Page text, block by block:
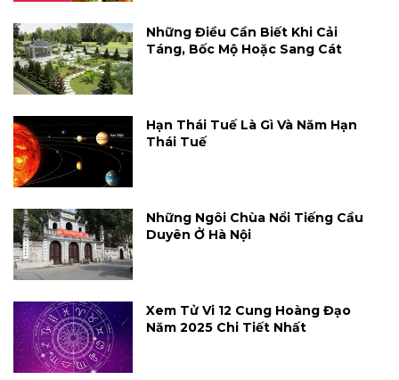
Những Điều Cần Biết Khi Cải
Táng, Bốc Mộ Hoặc Sang Cát
Hạn Thái Tuế Là Gì Và Năm Hạn
Thái Tuế
Những Ngôi Chùa Nổi Tiếng Cầu
Duyên Ở Hà Nội
Xem Tử Vi 12 Cung Hoàng Đạo
Năm 2025 Chi Tiết Nhất